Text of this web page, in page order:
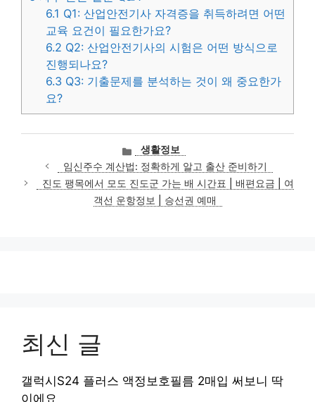
6.1 Q1: 산업안전기사 자격증을 취득하려면 어떤
교육 요건이 필요한가요?
6.2 Q2: 산업안전기사의 시험은 어떤 방식으로
진행되나요?
6.3 Q3: 기출문제를 분석하는 것이 왜 중요한가
요?
카
테
고
리
생활정보
임신주수 계산법: 정확하게 알고 출산 준비하기
진도 팽목에서 모도 진도군 가는 배 시간표 | 배편요금 | 여
객선 운항정보 | 승선권 예매
최신 글
갤럭시S24 플러스 액정보호필름 2매입 써보니 딱
이에요